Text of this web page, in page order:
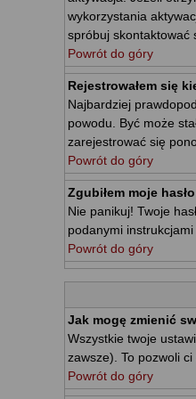
wykorzystania
spróbuj skontaktować
Powrót do góry
Rejestrowałem się
Najbardziej
powodu. Być może
zarejestrować się
Powrót do góry
Zgubiłem moje
Nie panikuj! Twoje
podanymi
Powrót do góry
Jak mogę zmienić
Wszystkie twoje
zawsze). To pozwoli
Powrót do góry